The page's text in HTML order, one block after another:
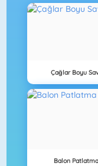
Çağlar Boyu
Balon